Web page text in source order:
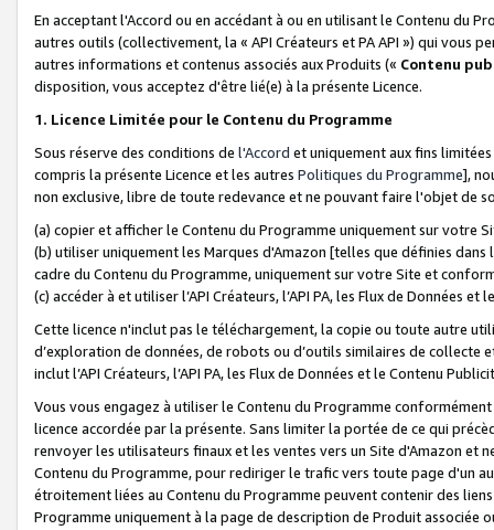
En acceptant l'Accord ou en accédant à ou en utilisant le Contenu du
autres outils (collectivement, la « API Créateurs et PA API ») qui vous
autres informations et contenus associés aux Produits (« Contenu
disposition, vous acceptez d'être lié(e) à la présente Licence.
1. Licence Limitée pour le Contenu du Programme
Sous réserve des conditions de l'Accord et uniquement aux fins
compris la présente Licence et les autres Politiques du Programme],
non exclusive, libre de toute redevance et ne pouvant faire l'objet de
(a) copier et afficher le Contenu du Programme uniquement sur votre
(b) utiliser uniquement les Marques d'Amazon [telles que définies dans
cadre du Contenu du Programme, uniquement sur votre Site et
(c) accéder à et utiliser l’API Créateurs, l’API PA, les Flux de Données
Cette licence n'inclut pas le téléchargement, la copie ou toute autre
d’exploration de données, de robots ou d’outils similaires de
inclut l’API Créateurs, l’API PA, les Flux de Données et le Contenu
Vous vous engagez à utiliser le Contenu du Programme
licence accordée par la présente. Sans limiter la portée de ce qui
renvoyer les utilisateurs finaux et les ventes vers un Site d'Amazon et
Contenu du Programme, pour rediriger le trafic vers toute page d'un
étroitement liées au Contenu du Programme peuvent contenir des
Programme uniquement à la page de description de Produit associée